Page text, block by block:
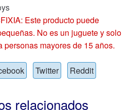
Este producto puede
No es un juguete y solo
personas mayores de 15 años.
Twitter Reddit
relacionados